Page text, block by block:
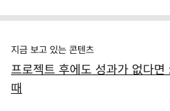
지금 보고 있는 콘텐츠
프로젝트 후에도 성과가 없다
때